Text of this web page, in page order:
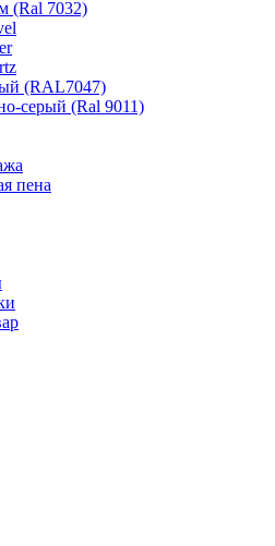
(Ral 7032)
(RAL7047)
серый (Ral 9011)
пена